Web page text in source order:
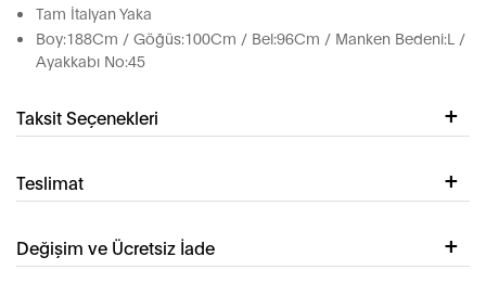
Tam İtalyan Yaka
Boy:188Cm / Göğüs:100Cm / Bel:96Cm / Manken Bedeni:L /
Ayakkabı No:45
Taksit Seçenekleri
Teslimat
Değişim ve Ücretsiz İade